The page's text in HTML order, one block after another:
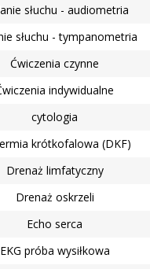
słuchu - audiometria
słuchu - tympanometria
Ćwiczenia czynne
indywidualne
cytologia
krótkofalowa (DKF)
Drenaż limfatyczny
Drenaż oskrzeli
Echo serca
EKG próba wysiłkowa